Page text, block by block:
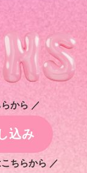
から ／
込み
ちらから ／